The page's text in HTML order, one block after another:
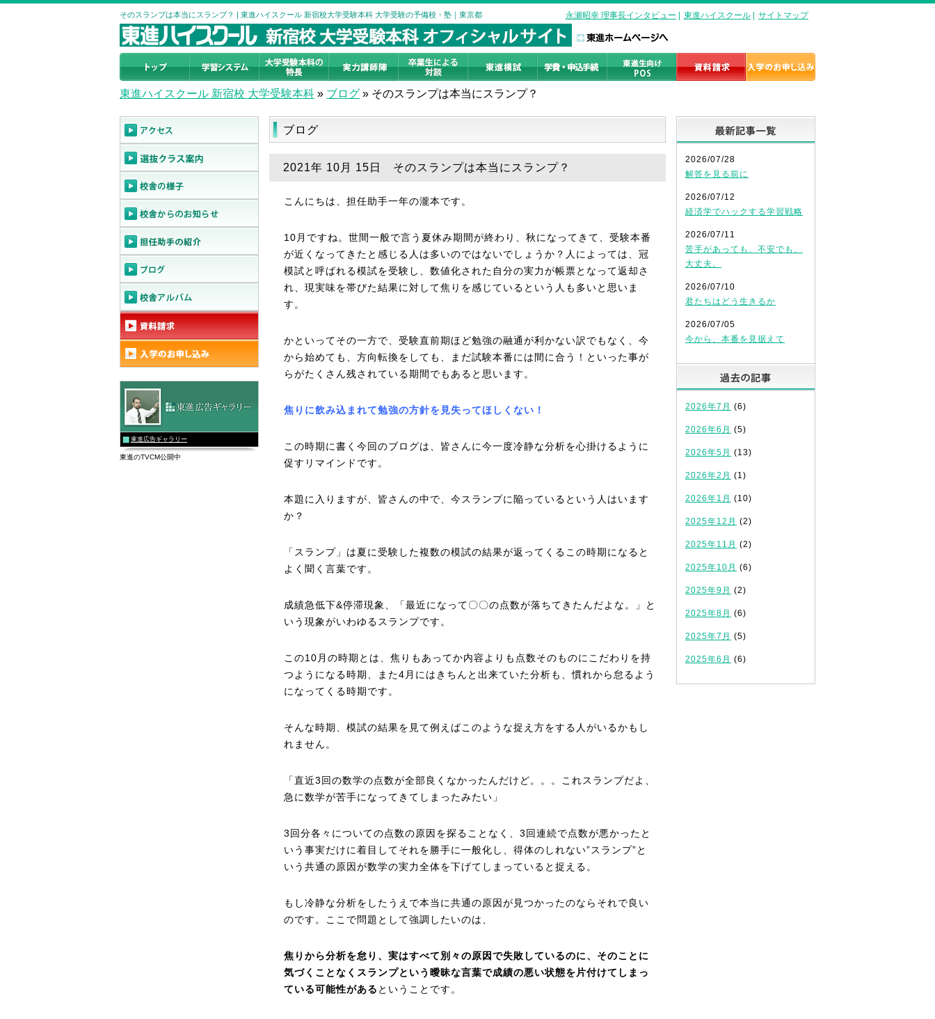
そのスランプは本当にスランプ？ | 東進ハイスクール 新宿校大学受験本科 大学受験の予備校・塾｜東京都 永瀬昭幸 理事長インタビュー 東進ハイスクール サイトマップ
東進ハイスクール 新宿校 大学受験本科 » ブログ » そのスランプは本当にスランプ？
ブログ
2021年 10月 15日 そのスランプは本当にスランプ？
こんにちは、担任助手一年の瀧本です。
10月ですね。世間一般で言う夏休み期間が終わり、秋になってきて、受験本番
が近くなってきたと感じる人は多いのではないでしょうか？人によっては、冠
模試と呼ばれる模試を受験し、数値化された自分の実力が帳票となって返却さ
れ、現実味を帯びた結果に対して焦りを感じているという人も多いと思いま
す。
かといってその一方で、受験直前期ほど勉強の融通が利かない訳でもなく、今
から始めても、方向転換をしても、まだ試験本番には間に合う！といった事が
らがたくさん残されている期間でもあると思います。
焦りに飲み込まれて勉強の方針を見失ってほしくない！
この時期に書く今回のブログは、皆さんに今一度冷静な分析を心掛けるように
促すリマインドです。
本題に入りますが、皆さんの中で、今スランプに陥っているという人はいます
か？
「スランプ」は夏に受験した複数の模試の結果が返ってくるこの時期になると
よく聞く言葉です。
成績急低下&停滞現象、「最近になって〇〇の点数が落ちてきたんだよな。」と
いう現象がいわゆるスランプです。
この10月の時期とは、焦りもあってか内容よりも点数そのものにこだわりを持
つようになる時期、また4月にはきちんと出来ていた分析も、慣れから怠るよう
になってくる時期です。
そんな時期、模試の結果を見て例えばこのような捉え方をする人がいるかもし
れません。
「直近3回の数学の点数が全部良くなかったんだけど。。。これスランプだよ、
急に数学が苦手になってきてしまったみたい」
3回分各々についての点数の原因を探ることなく、3回連続で点数が悪かったと
いう事実だけに着目してそれを勝手に一般化し、得体のしれない”スランプ”と
いう共通の原因が数学の実力全体を下げてしまっていると捉える。
もし冷静な分析をしたうえで本当に共通の原因が見つかったのならそれで良い
のです。ここで問題として強調したいのは、
焦りから分析を怠り、実はすべて別々の原因で失敗しているのに、そのことに
気づくことなくスランプという曖昧な言葉で成績の悪い状態を片付けてしまっ
ている可能性がある ということです。
2026/07/28
解答を見る前に
2026/07/12
経済学でハックする学習戦略
2026/07/11
苦手があっても、不安でも、
大丈夫。
2026/07/10
君たちはどう生きるか
2026/07/05
今から、本番を見据えて
2026年7月 (6)
2026年6月 (5)
2026年5月 (13)
2026年2月 (1)
2026年1月 (10)
2025年12月 (2)
2025年11月 (2)
2025年10月 (6)
2025年9月 (2)
2025年8月 (6)
2025年7月 (5)
2025年6月 (6)
東進広告ギャラリー
東進のTVCM公開中